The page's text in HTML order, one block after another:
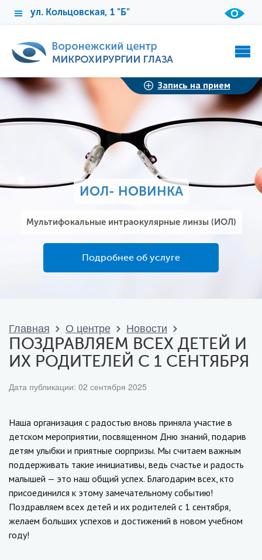
ул. Кольцовская, 1 "Б"
Запись на прием
ИОЛ- НОВИНКА
Мультифокальные интраокулярные линзы (ИОЛ)
Подробнее об услуге
Главная О центре Новости
ПОЗДРАВЛЯЕМ ВСЕХ ДЕТЕЙ И
ИХ РОДИТЕЛЕЙ С 1 СЕНТЯБРЯ
Дата публикации: 02 сентября 2025
Наша организация с радостью вновь приняла участие в
детском мероприятии, посвященном Дню знаний, подарив
детям улыбки и приятные сюрпризы. Мы считаем важным
поддерживать такие инициативы, ведь счастье и радость
малышей — это наш общий успех. Благодарим всех, кто
присоединился к этому замечательному событию!
Поздравляем всех детей и их родителей с 1 сентября,
желаем больших успехов и достижений в новом учебном
году!